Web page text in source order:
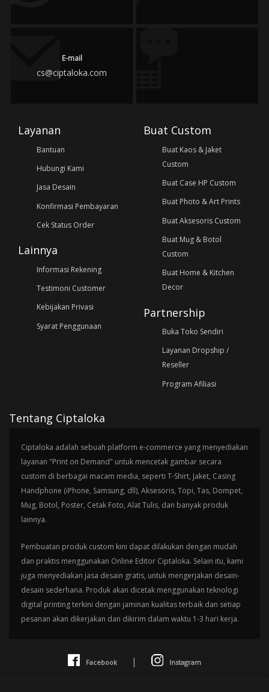
E-mail
cs@ciptaloka.com
Layanan
Bantuan
Hubungi Kami
Jasa Desain
Konfirmasi Pembayaran
Cek Status Order
Lainnya
Informasi Rekening
Testimoni Customer
Kebijakan Privasi
Syarat Penggunaan
Buat Custom
Buat Kaos & Jaket
Custom
Buat Case HP Custom
Buat Photo & Art Prints
Buat Aksesoris Custom
Buat Mug & Botol
Custom
Buat Home & Kitchen
Decor
Partnership
Buka Toko Sendiri
Layanan Dropship /
Reseller
Program Afiliasi
Tentang Ciptaloka
Ciptaloka adalah sebuah platform e-commerce yang menyediakan
layanan "Print on Demand" untuk mencetak gambar secara
custom di berbagai macam media, seperti T-Shirt, Jaket, Casing
Handphone (iPhone, Samsung, dll), Aksesoris, Topi, Tas, Dompet,
Mug, Botol, Poster, Cetak Foto, Alat Tulis, dan banyak produk
lainnya.
Pembuatan produk custom kini dapat dilakukan dengan mudah
dan praktis menggunakan Online Editor Ciptaloka. Selain itu, kami
juga menyediakan jasa desain gratis, untuk mengerjakan desain-
desain sederhana. Produk akan dicetak menggunakan teknologi
digital printing terkini dengan jaminan kualitas terbaik dan setiap
pesanan akan dikerjakan dan dikirim dalam waktu 1-3 hari kerja.
Facebook | Instagram